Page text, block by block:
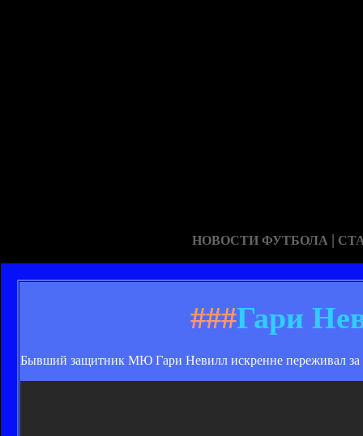
НОВОСТИ ФУТБОЛА |
###Гари
Бывший защитник МЮ Гари Невилл искренне переживал за